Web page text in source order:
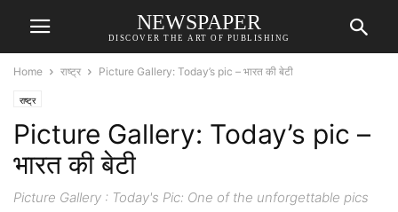
NEWSPAPER
DISCOVER THE ART OF PUBLISHING
Home राष्ट्र Picture Gallery: Today’s pic – भारत की बेटी
राष्ट्र
Picture Gallery: Today’s pic –
भारत की बेटी
Picture Gallery : Today's Pic: One of the unforgettable pics